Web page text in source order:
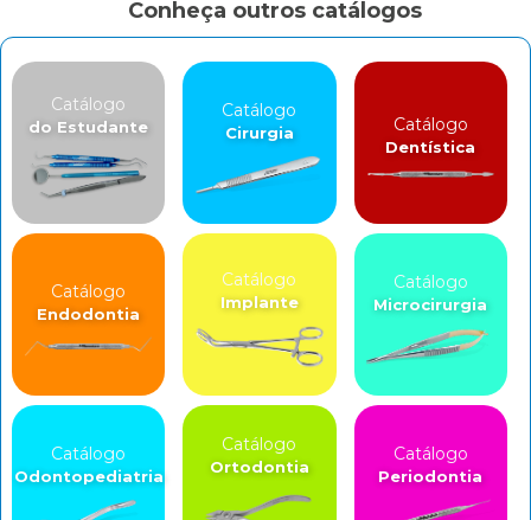
Conheça outros catálogos
Catálogo
do Estudante
Catálogo
Cirurgia Catálogo
Dentística
Catálogo
Endodontia
Catálogo
Implante
Catálogo
Microcirurgia
Catálogo
Odontopediatria
Catálogo
Ortodontia
Catálogo
Periodontia